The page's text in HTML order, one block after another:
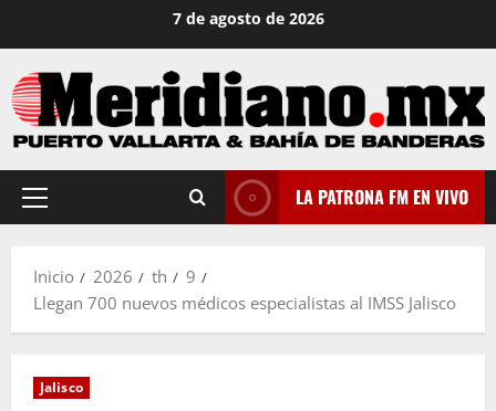
contenido
7 de agosto de 2026
Menú
LA PATRONA FM EN VIVO
Inicio 2026 th
9
Llegan 700 nuevos médicos especialistas al IMSS Jalisco
Jalisco